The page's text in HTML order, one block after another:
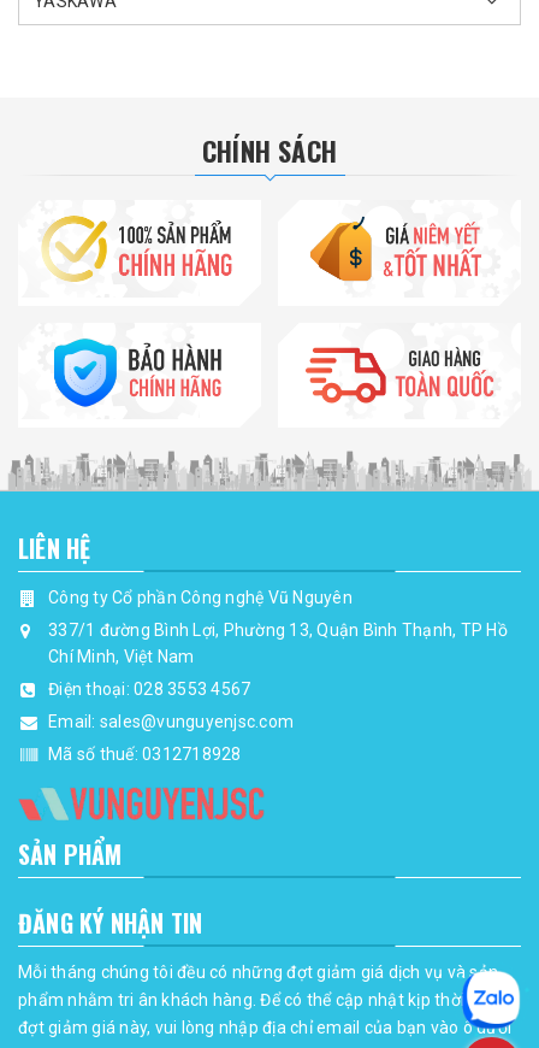
CHÍNH SÁCH
LIÊN HỆ
Công ty Cổ phần Công nghệ Vũ Nguyên
337/1 đường Bình Lợi, Phường 13, Quận Bình Thạnh, TP Hồ
Chí Minh, Việt Nam
Điện thoại: 028 3553 4567
Email: sales@vunguyenjsc.com
Mã số thuế: 0312718928
SẢN PHẨM
ĐĂNG KÝ NHẬN TIN
Mỗi tháng chúng tôi đều có những đợt giảm giá dịch vụ và sản
phẩm nhằm tri ân khách hàng. Để có thể cập nhật kịp thời những
đợt giảm giá này, vui lòng nhập địa chỉ email của bạn vào ô dưới